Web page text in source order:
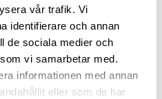
vår trafik. Vi
identifierare och annan
de sociala medier och
vi samarbetar med.
informationen med annan
eller som de har
erik.d@live.se